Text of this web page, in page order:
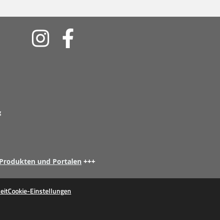
Soziale
Medien
und Portalen +++
Cookie-Einstellungen